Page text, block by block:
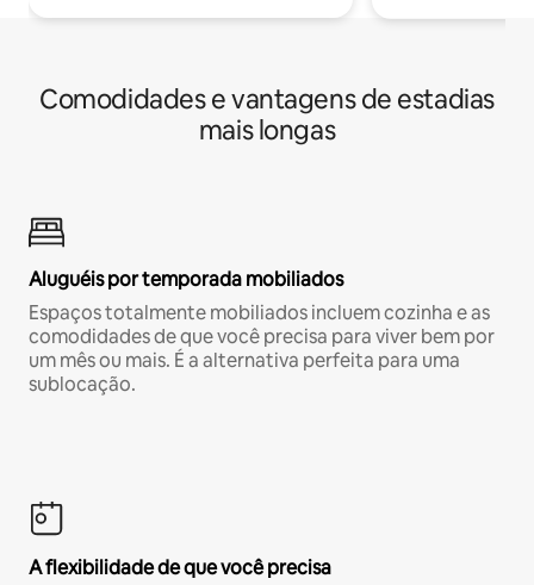
Comodidades e vantagens de estadias
mais longas
Aluguéis por temporada mobiliados
Espaços totalmente mobiliados incluem cozinha e as
comodidades de que você precisa para viver bem por
um mês ou mais. É a alternativa perfeita para uma
sublocação.
A flexibilidade de que você precisa